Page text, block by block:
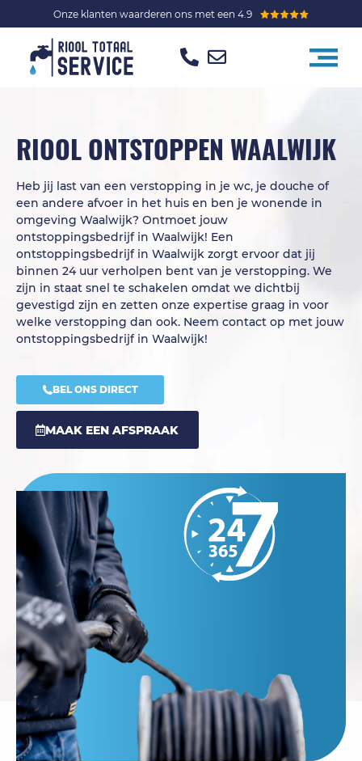
Onze klanten waarderen ons met een 4.9
RIOOL ONTSTOPPEN WAALWIJK
Heb jij last van een verstopping in je wc, je douche of
een andere afvoer in het huis en ben je wonende in
omgeving Waalwijk? Ontmoet jouw
ontstoppingsbedrijf in Waalwijk! Een
ontstoppingsbedrijf in Waalwijk zorgt ervoor dat jij
binnen 24 uur verholpen bent van je verstopping. We
zijn in staat snel te schakelen omdat we dichtbij
gevestigd zijn en zetten onze expertise graag in voor
welke verstopping dan ook. Neem contact op met jouw
ontstoppingsbedrijf in Waalwijk!
BEL ONS DIRECT
MAAK EEN AFSPRAAK